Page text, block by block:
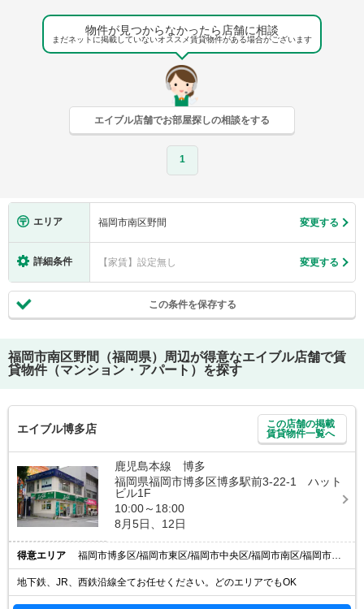
物件が見つからなかったら店舗に相談
まだネットに掲載していないオススメ賃貸物件がある場合がございます
エイブル店舗でお部屋探しの相談をする
1
エリア 福岡市南区野間 変更する
詳細条件 【家賃】設定無し 変更する
この条件を保存する
福岡市南区野間（福岡県）
周辺が得意なエイブル店舗で賃
貸物件（マンション・アパート）を探す
エイブル博多店
この店舗の掲載
賃貸物件一覧へ
鹿児島本線 博多
福岡県福岡市博多区博多駅前3-22-1 ハット
ビル1F
10:00～18:00
8月5日、12日
得意エリア 福岡市博多区/福岡市東区/福岡市中央区/福岡市南区/福岡市西区
地下鉄、JR、西鉄沿線全てお任せください。どのエリアでもOK